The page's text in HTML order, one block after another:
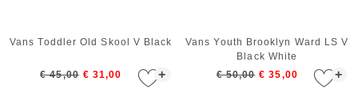
+
Vans Toddler Old Skool V Black
€ 45,00 € 31,00 +
Vans Youth Brooklyn Ward LS V
Black White
€ 50,00 € 35,00